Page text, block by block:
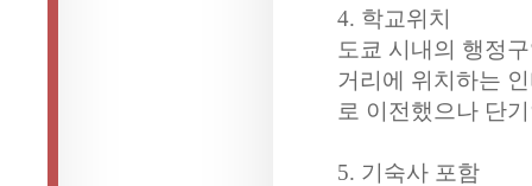
4. 학교위치
도쿄 시내의 행정
거리에 위치하는
로 이전했으나 단
5. 기숙사 포함